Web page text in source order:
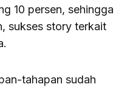
10 persen, sehingga
sukses story terkait
tahapan sudah